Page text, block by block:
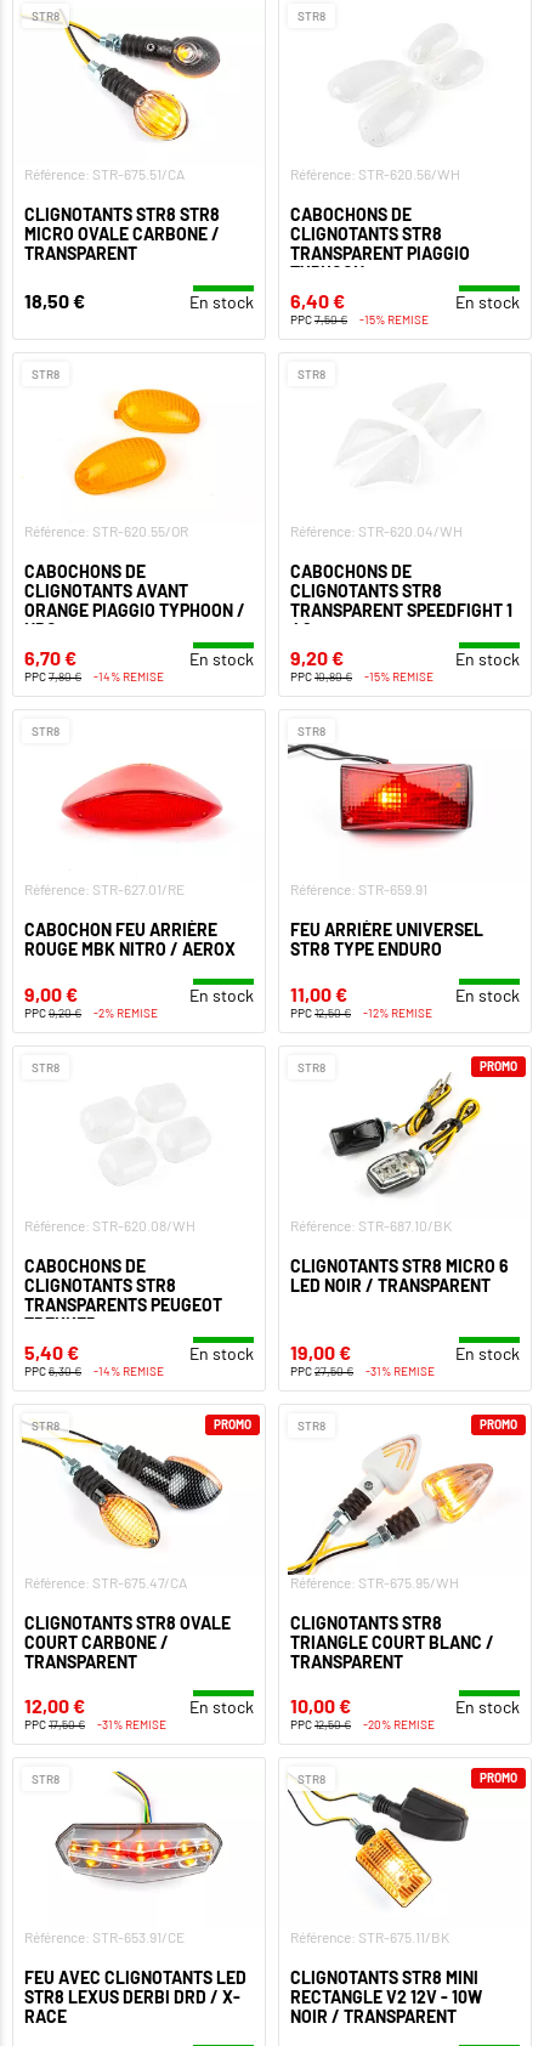
STR8
Référence: STR-675.51/CA
CLIGNOTANTS STR8 STR8
MICRO OVALE CARBONE /
TRANSPARENT
18,50 € En stock
STR8
Référence: STR-620.56/WH
CABOCHONS DE
CLIGNOTANTS STR8
TRANSPARENT PIAGGIO
TYPHOON
6,40 € En stock
PPC7,50 € -15% REMISE
STR8
Référence: STR-620.55/OR
CABOCHONS DE
CLIGNOTANTS AVANT
ORANGE PIAGGIO TYPHOON /
NRG
6,70 € En stock
PPC7,80 € -14% REMISE
STR8
Référence: STR-620.04/WH
CABOCHONS DE
CLIGNOTANTS STR8
TRANSPARENT SPEEDFIGHT 1
/ 2
9,20 € En stock
PPC10,80 € -15% REMISE
STR8
Référence: STR-627.01/RE
CABOCHON FEU ARRIÈRE
ROUGE MBK NITRO / AEROX
9,00 € En stock
PPC9,20 € -2% REMISE
STR8
Référence: STR-659.91
FEU ARRIÈRE UNIVERSEL
STR8 TYPE ENDURO
11,00 € En stock
PPC12,50 € -12% REMISE
STR8
Référence: STR-620.08/WH
CABOCHONS DE
CLIGNOTANTS STR8
TRANSPARENTS PEUGEOT
TREKKER
5,40 € En stock
PPC6,30 € -14% REMISE
STR8
Référence: STR-687.10/BK
CLIGNOTANTS STR8 MICRO 6
LED NOIR / TRANSPARENT
19,00 € En stock
PPC27,50 € -31% REMISE
PROMO
STR8
Référence: STR-675.47/CA
CLIGNOTANTS STR8 OVALE
COURT CARBONE /
TRANSPARENT
12,00 € En stock
PPC17,50 € -31% REMISE
PROMO STR8
Référence: STR-675.95/WH
CLIGNOTANTS STR8
TRIANGLE COURT BLANC /
TRANSPARENT
10,00 € En stock
PPC12,50 € -20% REMISE
PROMO
STR8
Référence: STR-653.91/CE
FEU AVEC CLIGNOTANTS LED
STR8 LEXUS DERBI DRD / X-
RACE
STR8
Référence: STR-675.11/BK
CLIGNOTANTS STR8 MINI
RECTANGLE V2 12V - 10W
NOIR / TRANSPARENT
PROMO